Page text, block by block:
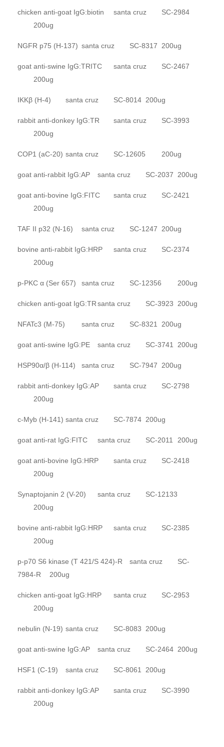
chicken anti-goat IgG:biotin santa cruz
SC-2984
200ug
NGFR p75 (H-137) santa cruz SC-8317 200ug
goat anti-swine IgG:TRITC santa cruz
SC-2467
200ug
IKKβ (H-4) santa cruz SC-8014 200ug
rabbit anti-donkey IgG:TR santa cruz
SC-3993
200ug
COP1 (aC-20) santa cruz SC-12605 200ug
goat anti-rabbit IgG:AP santa cruz SC-2037 200ug
goat anti-bovine IgG:FITC santa cruz
SC-2421
200ug
TAF II p32 (N-16) santa cruz SC-1247 200ug
bovine anti-rabbit IgG:HRP santa cruz
SC-2374
200ug
p-PKC α (Ser 657) santa cruz SC-12356 200ug
chicken anti-goat IgG:TRsanta cruz SC-3923 200ug
NFATc3 (M-75) santa cruz SC-8321 200ug
goat anti-swine IgG:PE santa cruz SC-3741 200ug
HSP90α/β (H-114) santa cruz SC-7947 200ug
rabbit anti-donkey IgG:AP santa cruz
SC-2798
200ug
c-Myb (H-141) santa cruz SC-7874 200ug
goat anti-rat IgG:FITC santa cruz SC-2011 200ug
goat anti-bovine IgG:HRP santa cruz
SC-2418
200ug
Synaptojanin 2 (V-20) santa cruz
SC-12133
200ug
bovine anti-rabbit IgG:HRP santa cruz
SC-2385
200ug
p-p70 S6 kinase (T 421/S 424)-R santa cruz
SC-
7984-R
200ug
chicken anti-goat IgG:HRP santa cruz
SC-2953
200ug
nebulin (N-19) santa cruz SC-8083 200ug
goat anti-swine IgG:AP santa cruz SC-2464 200ug
HSF1 (C-19) santa cruz SC-8061 200ug
rabbit anti-donkey IgG:AP santa cruz
SC-3990
200ug